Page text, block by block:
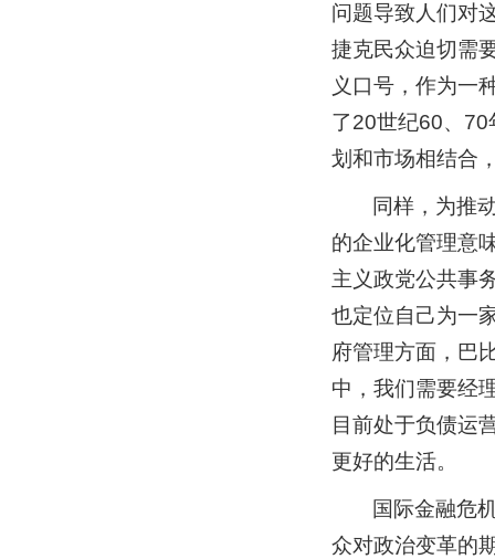
问题导致人们对
捷克民众迫切需
义口号，作为一
了20世纪60、70
划和市场相结合
同样，为推
的企业化管理意
主义政党公共事
也定位自己为一
府管理方面，巴
中，我们需要经
目前处于负债运
更好的生活。
国际金融危
众对政治变革的